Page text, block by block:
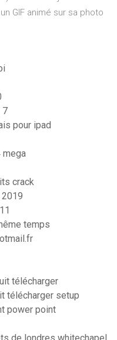
GIF animé sur sa photo
7
pour ipad
mega
crack
temps
télécharger
télécharger setup
power point